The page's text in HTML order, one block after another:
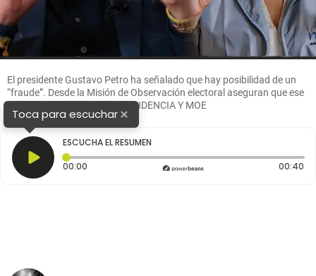
El presidente Gustavo Petro ha señalado que hay posibilidad de un
“fraude”. Desde la Misión de Observación electoral aseguran que ese
riesgo “no existe”. FOTO PRESIDENCIA Y MOE
Toca para escuchar×
ESCUCHA EL RESUMEN
00:00 Tiempo transcurrido: 0 segundos 00:40